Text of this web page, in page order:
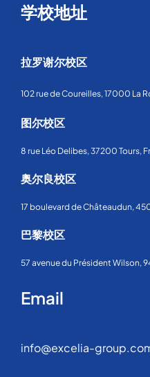
学校地址
拉罗谢尔校区
102 rue de Coureilles, 17000 La
图尔校区
8 rue Léo Delibes, 37200 Tours,
奥尔良校区
17 boulevard de Châteaudun,
巴黎校区
57 avenue du Président Wilson,
Email
info@excelia-